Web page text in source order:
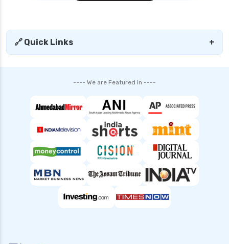
🔗 Quick Links +
---- We are Featured in ----